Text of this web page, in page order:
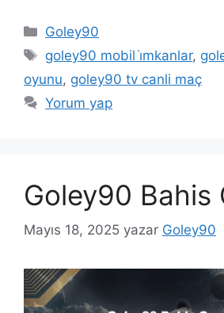
Kategoriler
Goley90
Etiketler
goley90 mobil i̇mkanlar,
oyunu, goley90 tv canli maç
Yorum yap
Goley90 Bahis
Mayıs 18, 2025 yazar Goley90